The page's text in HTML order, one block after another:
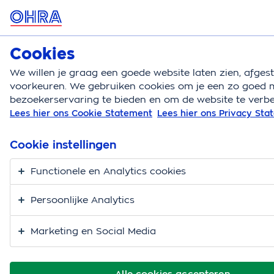
MENU
Autoverzekering
Autoverzekering Autoschade voorkomen
Startmotor kapot
Cookies
We willen je graag een goede website laten zien,
voorkeuren. We gebruiken cookies om je een zo goed
bezoekerservaring te bieden en om de website te
Lees hier ons Cookie Statement Lees hier ons Privacy
Cookie instellingen
Functionele en Analytics cookies
Persoonlijke Analytics
Marketing en Social Media